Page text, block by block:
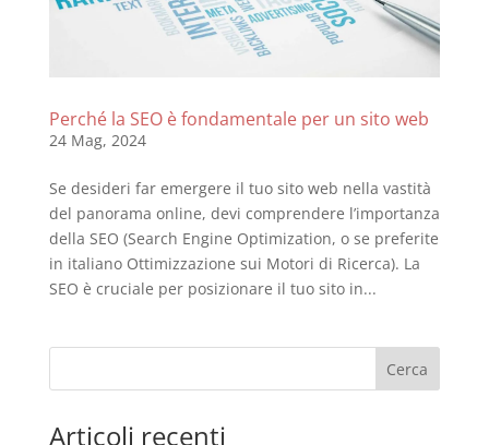
Perché la SEO è fondamentale per un sito web
24 Mag, 2024
Se desideri far emergere il tuo sito web nella vastità
del panorama online, devi comprendere l’importanza
della SEO (Search Engine Optimization, o se preferite
in italiano Ottimizzazione sui Motori di Ricerca). La
SEO è cruciale per posizionare il tuo sito in...
Articoli recenti